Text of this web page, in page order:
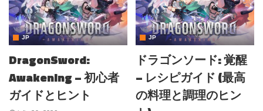
JP
DragonSword:
Awakening – 初心者
ガイドとヒント
JP
ドラゴンソード: 覚醒
– レシピガイド (最高
の料理と調理のヒン